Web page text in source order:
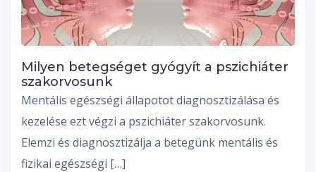
Milyen betegséget gyógyít a pszichiáter
szakorvosunk
Mentális egészségi állapotot diagnosztizálása és
kezelése ezt végzi a pszichiáter szakorvosunk.
Elemzi és diagnosztizálja a betegünk mentális és
fizikai egészségi […]